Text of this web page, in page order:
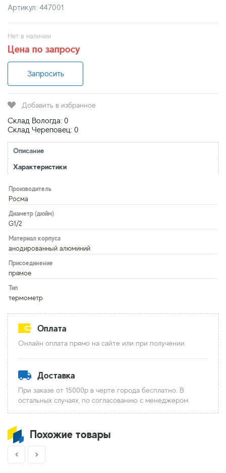
Артикул: 447001
Нет в наличии
Цена по запросу
Запросить
Добавить в избранное
Склад Вологда: 0
Склад Череповец: 0
Описание
Характеристики
Производитель
Росма
Диаметр (дюйм)
G1/2
Материал корпуса
анодированный алюминий
Присоединение
прямое
Тип
термометр
Оплата
Онлайн оплата прямо на сайте или при получении.
Доставка
При заказе от 15000р в черте города бесплатно. В
остальных случаях, по согласованию с менеджером.
Похожие товары